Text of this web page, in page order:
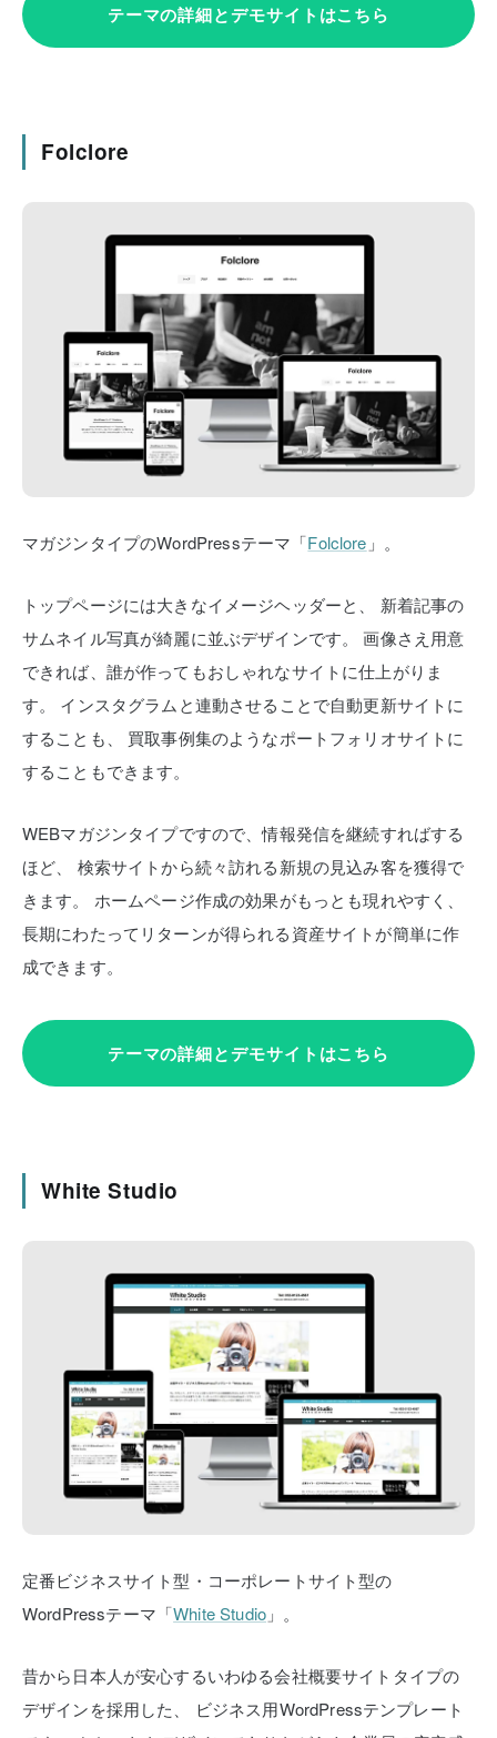
テーマの詳細とデモサイトはこちら
Folclore
マガジンタイプのWordPressテーマ「Folclore 」。
トップページには大きなイメージヘッダーと、
新着記事の
サムネイル写真が綺麗に並ぶデザインです。
画像さえ用意
できれば、誰が作ってもおしゃれなサイトに仕上がりま
す。
インスタグラムと連動させることで自動更新サイトに
することも、
買取事例集のようなポートフォリオサイトに
することもできます。
WEBマガジンタイプですので、情報発信を継続すればする
ほど、
検索サイトから続々訪れる新規の見込み客を獲得で
きます。
ホームページ作成の効果がもっとも現れやすく、
長期にわたってリターンが得られる資産サイトが簡単に作
成できます。
テーマの詳細とデモサイトはこちら
White Studio
定番ビジネスサイト型・コーポレートサイト型の
WordPressテーマ「White Studio 」。
昔から日本人が安心するいわゆる会社概要サイトタイプの
デザインを採用した、
ビジネス用WordPressテンプレート